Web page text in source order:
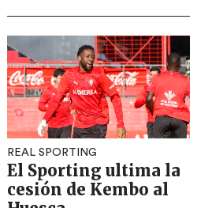
REAL SPORTING
El Sporting ultima la
cesión de Kembo al